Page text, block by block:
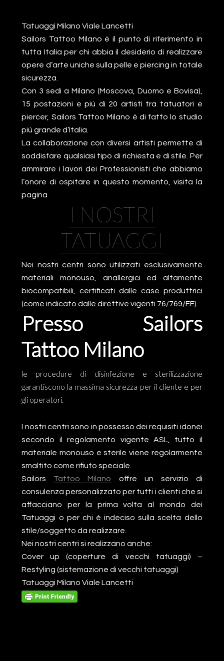
Tatuaggi Milano Viale Lancetti
Sailors Tattoo Milano è il punto di riferimento in
tutta Italia per chi abbia il desiderio di realizzare
opere d’arte uniche sulla pelle e piercing in totale
sicurezza.
Con 3 sedi a Milano (Moscova, Duomo e Bovisa),
15 postazioni e più di 20 artisti tra tatuatori e
piercer, Sailors Tattoo Milano è di fatto lo studio
più grande d’Italia.
La collaborazione con diversi artisti permette di
soddisfare qualsiasi tipo di richiesta e di stile. Per
ammirare i lavori dei Professionisti che abbiamo
l’onore di ospitare in questo momento, visita la
pagina
I NOSTRI
TATUAGGI
Nei nostri centri sono utilizzati esclusivamente
materiali monouso, anallergici ed altamente
biocompatibili, certificati dalle case produttrici
(come indicato dalle direttive vigenti 76/769/EE).
Presso Sailors
Tattoo Milano
le procedure di disinfezione e sterilizzazione
garantiscono la massima sicurezza per il cliente e per
gli operatori.
I nostri centri sono in possesso dei requisiti idonei
secondo il regolamento vigente ASL, tutto il
materiale monouso e sterile viene regolarmente
smaltito come rifiuto speciale.
Sailors Tattoo Milano offre un servizio di
consulenza personalizzato per tutti i clienti che si
affacciano per la prima volta al mondo dei
Tatuaggi o per chi è indeciso sulla scelta dello
stile/soggetto da realizzare.
Nei nostri centri si realizzano anche:
Cover up (coperture di vecchi tatuaggi) –
Restyling (sistemazione di vecchi tatuaggi)
Tatuaggi Milano Viale Lancetti